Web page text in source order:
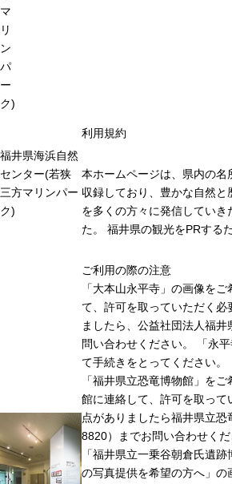
マ
リ
ン
パ
ー
ク)
福井県海浜自然
センター(若狭
三方マリンパー
ク)
利用規約
本ホームページは、県内の
収録しており、豊かな自然
を多くの方々に発信してい
た。 福井県の観光をPRする
ご利用の際の注意
「大本山永平寺」の画像を
て、許可を取っていただく
ましたら、公益社団法人福
問い合わせください。 「永
て手続きをとってください。
「福井県立恐竜博物館」を
館に連絡して、許可を取っ
点がありましたら福井県立
8820）までお問い合わせくだ
「福井県立一乗谷朝倉氏遺
の写真提供を希望の方へ」